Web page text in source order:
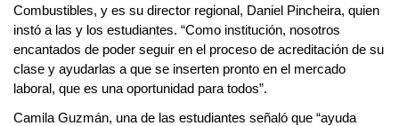
Combustibles, y es su director regional, Daniel Pincheira, quien
instó a las y los estudiantes. “Como institución, nosotros
encantados de poder seguir en el proceso de acreditación de su
clase y ayudarlas a que se inserten pronto en el mercado
laboral, que es una oportunidad para todos”.
Camila Guzmán, una de las estudiantes señaló que “ayuda